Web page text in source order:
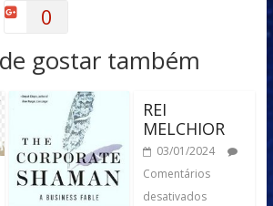
0
gostar também
REI
MELCHIOR
03/01/2024
Comentários
desativados